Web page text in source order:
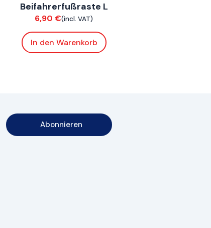
Beifahrerfußraste L
6,90€(incl. VAT)
In den Warenkorb
Abonnieren